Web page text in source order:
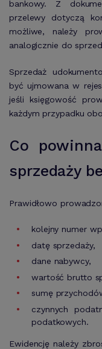
bankowy. Z
przelewy dotyczą
możliwe, należy
analogicznie do
Sprzedaż
być ujmowana w
jeśli księgowość
każdym przypadku
Co
sprzedaży
Prawidłowo
kolejny numer
datę sprzedaży,
dane nabywcy,
wartość brutto
sumę
czynnych
podatkowych.
Ewidencję należy